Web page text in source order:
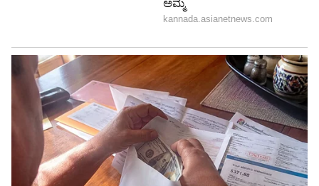
Image Credit :Getty
2. ಬಿಳಿ ವಿನೆಗರ್ ಮತ್ತು ಡಿಶ್ ಸೋಪ್ (White Vinegar